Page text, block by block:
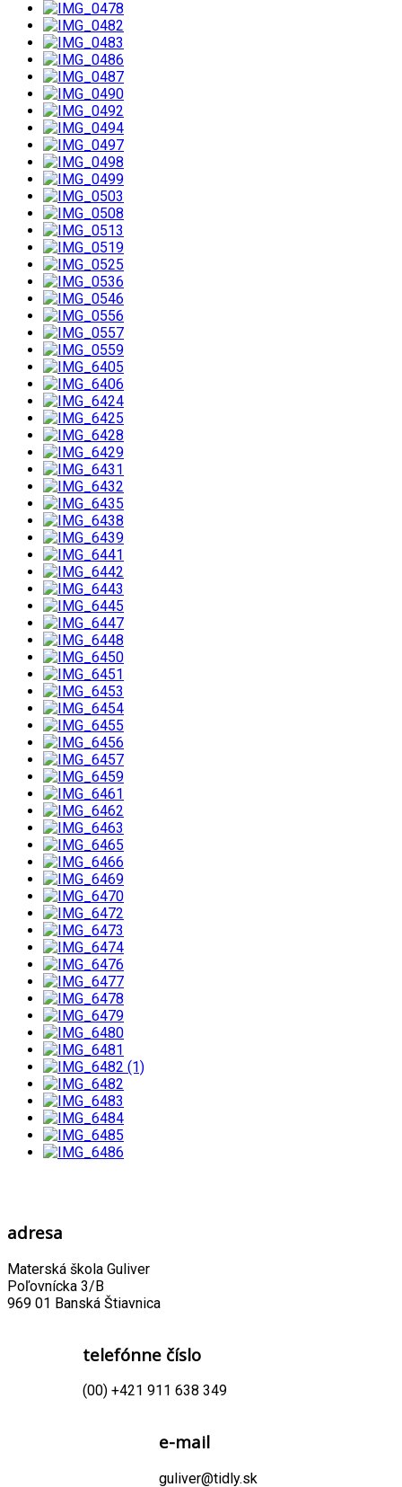
adresa
Materská škola Guliver
Poľovnícka 3/B
969 01 Banská Štiavnica
telefónne číslo
(00) +421 911 638 349
e-mail
guliver@tidly.sk